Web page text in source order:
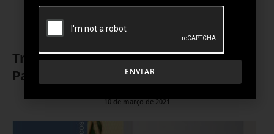
Tramontina lança Canaletas para
Painéis
10 de março de 2021
ENVIAR